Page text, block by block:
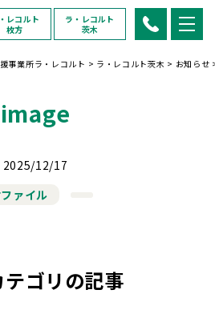
レコルト
枚方
ラ・レコルト
茨木
事業所ラ・レコルト > ラ・レコルト茨木 > お知らせ
image
2025/12/17
ァイル
テゴリの記事